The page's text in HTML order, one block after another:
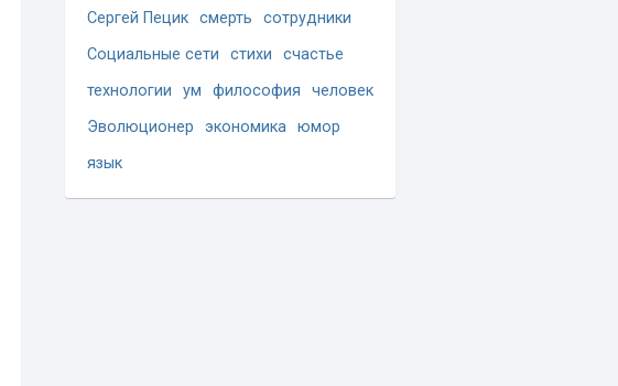
Сергей Пецик смерть
сотрудники
Социальные сети
стихи
счастье
технологии
ум философия
человек
Эволюционер
экономика юмор
язык